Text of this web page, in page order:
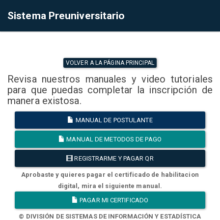
Sistema Preuniversitario
VOLVER A LA PÁGINA PRINCIPAL
Revisa nuestros manuales y video tutoriales
para que puedas completar la inscripción de
manera existosa.
MANUAL DE POSTULANTE
MANUAL DE METODOS DE PAGO
REGISTRARME Y PAGAR QR
Aprobaste y quieres pagar el certificado de habilitacion
digital, mira el siguiente manual.
PAGAR MI CERTIFICADO
© DIVISIÓN DE SISTEMAS DE INFORMACIÓN Y ESTADÍSTICA